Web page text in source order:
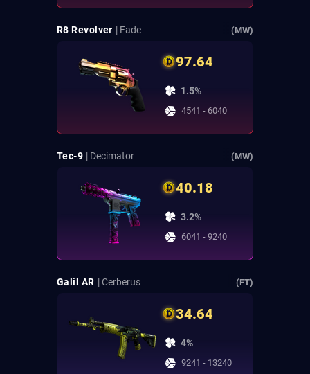
R8 Revolver | Fade (MW)
97.64
1.5%
4541 - 6040
Tec-9 | Decimator (MW)
40.18
3.2%
6041 - 9240
Galil AR | Cerberus (FT)
34.64
4%
9241 - 13240